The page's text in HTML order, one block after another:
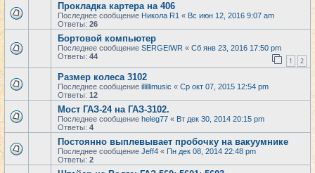
Прокладка картера на 406
Последнее сообщение Никола R1 « Вс июн 12, 2016 9:07 am
Ответы: 26
Бортовой компьютер
Последнее сообщение SERGEIWR « Сб янв 23, 2016 17:50 pm
Ответы: 44 1 2
Размер колеса 3102
Последнее сообщение illillimusic « Ср окт 07, 2015 12:54 pm
Ответы: 12
Мост ГАЗ-24 на ГАЗ-3102.
Последнее сообщение heleg77 « Вт дек 30, 2014 20:15 pm
Ответы: 4
Постоянно выплевывает пробочку на вакуумнике
Последнее сообщение Jeff4 « Пн дек 08, 2014 22:48 pm
Ответы: 2